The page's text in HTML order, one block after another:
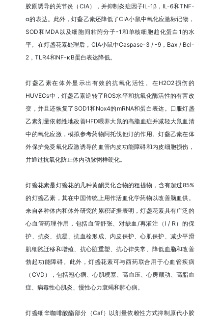
胶原诱导的关节炎（CIA），并抑制炎症因子IL-1β，IL-6和TNF-
α的表达。此外，灯盏乙素还降低了CIA小鼠中氧化应激标记物，
SOD和MDA以及细胞间粘附分子-1和单核细胞趋化蛋白1的水
平。在灯盏花素处理后，CIA小鼠中Caspase-3 / -9，Bax / Bcl-
2，TLR4和NF-κB蛋白表达降低。
灯盏乙素在体外显示出有效的抗氧化活性。在H2O2损伤的
HUVECs中，灯盏乙素逆转了ROS水平和抗氧化酶活性的有害改
变，并且还恢复了SOD1和Nox4的mRNA和蛋白表达。口服灯盏
乙素剂量依赖性地改善HFD喂养大鼠的高脂血症并减轻大鼠血清
中的氧化应激，模拟参考药物阿托伐他汀的作用。灯盏乙素在体
外保护免受氧化应激诱导的血管内皮功能障碍和内皮细胞损伤，
并通过抗氧化防止体内动脉粥样硬化。
灯盏花素是灯盏花的几种黄酮类化合物的粗提物，含有超过85%
的灯盏乙素，其在中国传统上用作活血化学药物以改善脑血供。
来自各种体内和体外研究的累积证据表明，灯盏花素具有广泛的
心血管药理作用，包括血管舒张、对缺血/再灌注（I / R）的保
护、抗炎、抗凝、抗血栓形成、内皮保护、心肌保护、减少平滑
肌细胞迁移和增殖、抗心脏重塑、抗心律失常、降低血脂和改善
勃起功能障碍。此外，灯盏花素可与西药联合用于心血管疾病
（CVD），包括冠心病、心肌梗塞、高血压、心房颤动、高脂血
症、病毒性心肌炎、慢性心力衰竭和肺心病。
灯盏细辛咖啡酸酯部分（Caf）以剂量依赖性方式抑制原代小胶